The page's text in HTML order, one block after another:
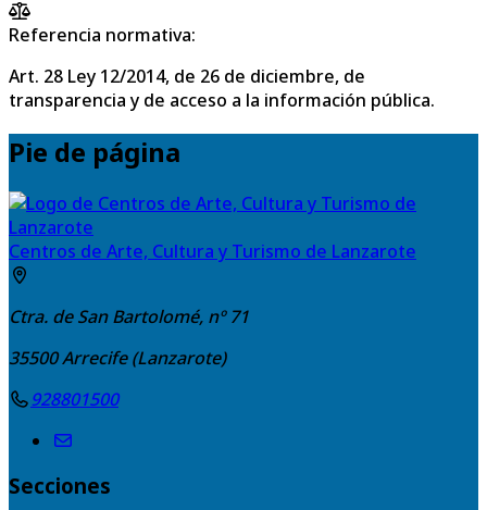
Referencia normativa:
Art. 28 Ley 12/2014, de 26 de diciembre, de
transparencia y de acceso a la información pública.
Pie de página
Centros de Arte, Cultura y Turismo de Lanzarote
Ctra. de San Bartolomé, nº 71
35500Arrecife (Lanzarote)
928801500
Secciones